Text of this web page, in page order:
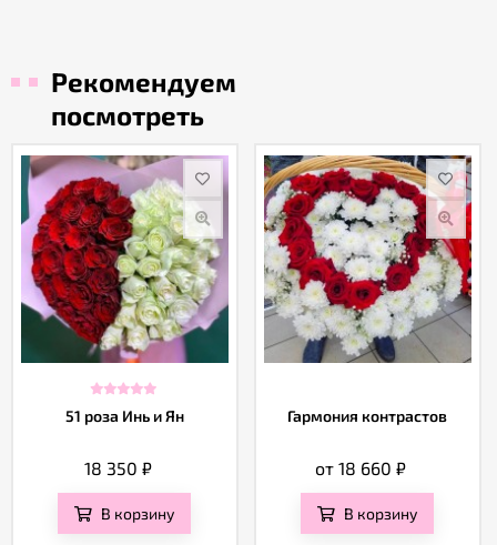
Рекомендуем
посмотреть
51 роза Инь и Ян
18 350 ₽
В корзину
Гармония контрастов
от 18 660₽
В корзину